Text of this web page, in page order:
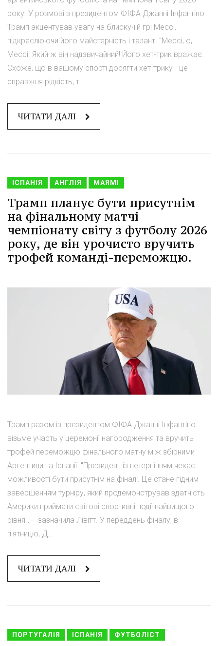
року. У розмові з президентом ФІФА Джанні Інфантіно
Трамп акцентував увагу на блискучій грі Мессі,
підкреслюючи його майстерність і талант. "Мессі, о,
Мессі. Який ж він надзвичайний! Його хет-трик вражає.
Схоже, що в вашому спорті досягти хет-трику - це
справжня рідкість, т...
ЧИТАТИ ДАЛІ
ІСПАНІЯ АНГЛІЯ МАЯМІ
Трамп планує бути присутнім
на фінальному матчі
чемпіонату світу з футболу 2026
року, де він урочисто вручить
трофей команді-переможцю.
Трамп разом із президентом ФІФА Джанні Інфантіно
візьме участь у церемонії нагородження та вручить
трофей переможцю фінального матчу між збірними
Аргентини та Іспанії. "Президент із нетерпінням чекає
можливості бути присутнім на фіналі. Це стане гідним
завершенням турніру, який продемонстрував здатність
Америки приймати світові спортивні події найвищого
рівня", -- зазначила Лівітт. У переддень фіналу, в
п'ятницю, Д...
ЧИТАТИ ДАЛІ
ПОРТУГАЛІЯ ІСПАНІЯ ФУТБОЛІСТ